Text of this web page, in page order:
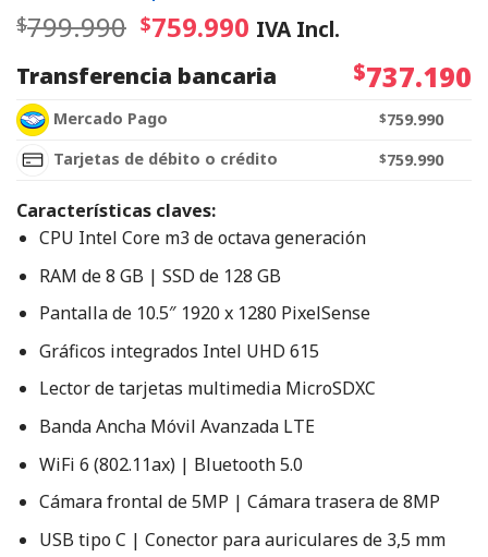
$799.990 $759.990 IVA Incl.
Transferencia bancaria
$737.190
Mercado Pago $759.990
Tarjetas de débito o crédito
$759.990
Características claves:
CPU Intel Core m3 de octava generación
RAM de 8 GB | SSD de 128 GB
Pantalla de 10.5″ 1920 x 1280 PixelSense
Gráficos integrados Intel UHD 615
Lector de tarjetas multimedia MicroSDXC
Banda Ancha Móvil Avanzada LTE
WiFi 6 (802.11ax) | Bluetooth 5.0
Cámara frontal de 5MP | Cámara trasera de 8MP
USB tipo C | Conector para auriculares de 3,5 mm